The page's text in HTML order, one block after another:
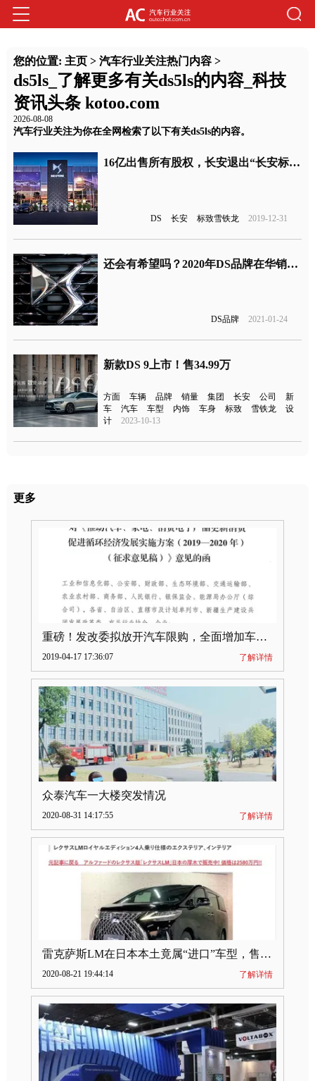
您的位置: 主页> 汽车行业关注热门内容>
ds5ls_了解更多有关ds5ls的内容_科技
资讯头条 kotoo.com
2026-08-08
汽车行业关注为你在全网检索了以下有关ds5ls的内容。
16亿出售所有股权，长安退出“长安标致雪铁龙”合资公司
DS 长安 标致雪铁龙 2019-12-31
还会有希望吗？2020年DS品牌在华销量仅424辆
DS品牌 2021-01-24
新款DS 9上市！售34.99万
方面 车辆 品牌 销量 集团 长安 公司
新
车
汽车 车型 内饰 车身 标致 雪铁龙
设
计
2023-10-13
更多
重磅！发改委拟放开汽车限购，全面增加车牌指标
2019-04-17 17:36:07 了解详情
众泰汽车一大楼突发情况
2020-08-31 14:17:55 了解详情
雷克萨斯LM在日本本土竟属“进口”车型，售价2580万日元
2020-08-21 19:44:14 了解详情